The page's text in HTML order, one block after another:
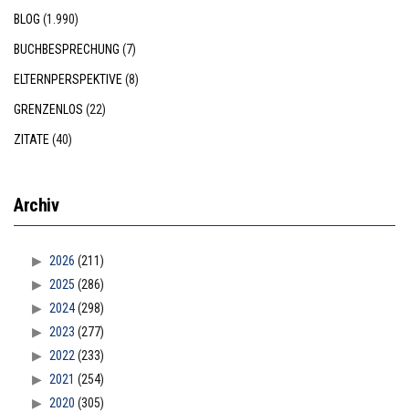
BLOG (1.990)
BUCHBESPRECHUNG (7)
ELTERNPERSPEKTIVE (8)
GRENZENLOS (22)
ZITATE (40)
Archiv
2026 (211)
2025 (286)
2024(298)
2023 (277)
2022 (233)
2021 (254)
2020 (305)